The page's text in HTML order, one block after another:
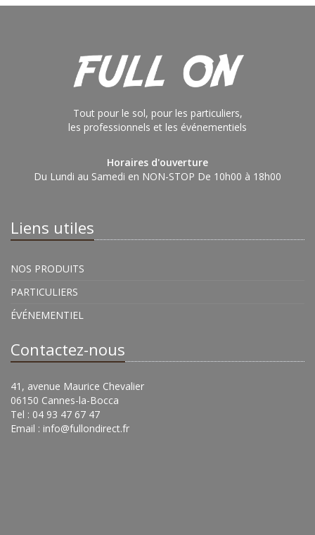
Tout pour le sol, pour les particuliers,
les professionnels et les événementiels
Horaires d'ouverture
Du Lundi au Samedi en NON-STOP De 10h00 à 18h00
Liens utiles
NOS PRODUITS
PARTICULIERS
ÉVÉNEMENTIEL
Contactez-nous
41, avenue Maurice Chevalier
06150 Cannes-la-Bocca
Tel : 04 93 47 67 47
Email : info@fullondirect.fr